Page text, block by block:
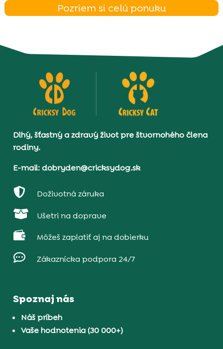
Pozriem si celú ponuku
Dlhý, šťastný a zdravý život pre štvornohého člena
rodiny.
E-mail: dobryden@cricksydog.sk
 Doživotná záruka
 Ušetri na doprave
 Môžeš zaplatiť aj na dobierku
 Zákaznícka podpora 24/7
Spoznaj nás
Náš príbeh
Vaše hodnotenia (30 000+)